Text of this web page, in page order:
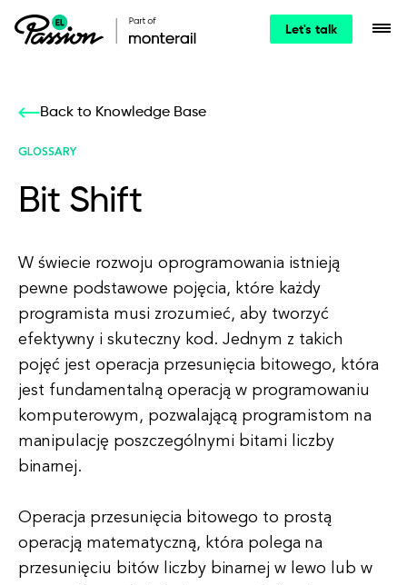
Let's talk
Back to Knowledge Base
GLOSSARY
Bit Shift
W świecie rozwoju oprogramowania istnieją
pewne podstawowe pojęcia, które każdy
programista musi zrozumieć, aby tworzyć
efektywny i skuteczny kod. Jednym z takich
pojęć jest operacja przesunięcia bitowego, która
jest fundamentalną operacją w programowaniu
komputerowym, pozwalającą programistom na
manipulację poszczególnymi bitami liczby
binarnej.
Operacja przesunięcia bitowego to prostą
operacją matematyczną, która polega na
przesunięciu bitów liczby binarnej w lewo lub w